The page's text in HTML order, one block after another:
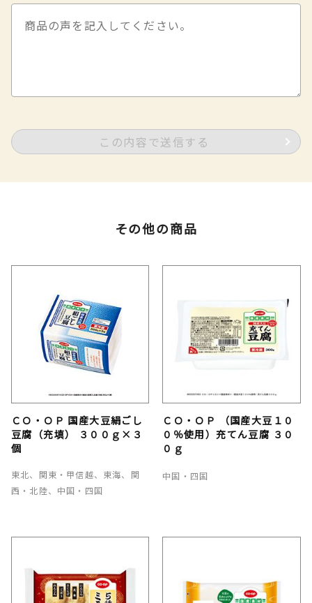
この内容で送信する
その他の商品
ＣＯ・ＯＰ 国産大豆絹ごし
豆腐（充填） ３００ｇ×３
個
東北、関東・甲信越、東海、関
西・北陸、中国・四国
ＣＯ・ＯＰ （国産大豆１０
０％使用）充てん豆腐 ３０
０ｇ
中国・四国